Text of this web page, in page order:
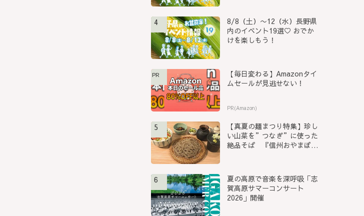
4
8/8（土）〜12（水）長野県
内のイベント19選♡ おでか
けを楽しもう！
PR
【毎日変わる】Amazonタイ
ムセールが見逃せない！
PR(Amazon)
5
【真夏の麺まつり特集】珍し
い山菜を”つなぎ”に使った
絶品そば 『信州おやまぼく
6
夏の高原で音楽を深呼吸「志
賀高原サマーコンサート
2026」開催